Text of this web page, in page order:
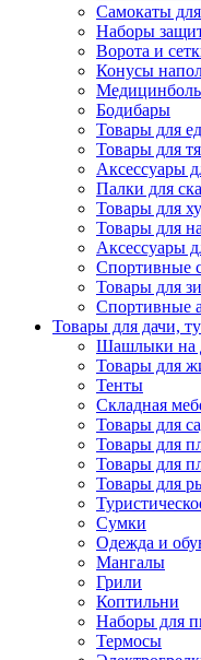
Самокаты
Наборы
Ворота и
Конусы
Бодибары
Товары для
Товары для
Аксессуары
Палки для
Товары для
Товары для
Аксессуары
Спортивные
Товары для
Спортивные
Товары для дачи,
Шашлыки на
Товары для
Тенты
Складная
Товары для
Товары для
Товары для
Товары для
Сумки
Одежда и
Мангалы
Грили
Коптильни
Наборы для
Термосы